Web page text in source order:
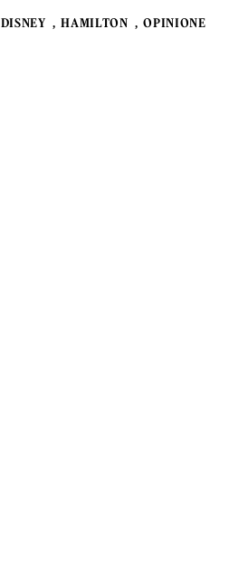
DISNEY HAMILTON OPINIONE